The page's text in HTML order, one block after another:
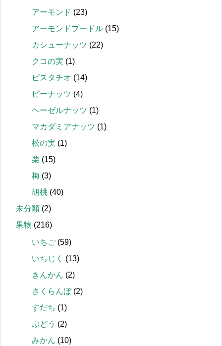
アーモンド (23)
アーモンドプードル (15)
カシューナッツ (22)
クコの実 (1)
ピスタチオ (14)
ピーナッツ (4)
ヘーゼルナッツ (1)
マカダミアナッツ (1)
松の実 (1)
栗 (15)
梅 (3)
胡桃 (40)
未分類 (2)
果物 (216)
いちご (59)
いちじく
(13)
きんかん (2)
さくらんぼ(2)
すだち (1)
ぶどう (2)
みかん (10)